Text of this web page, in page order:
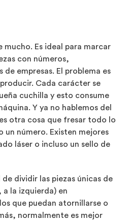
mucho. Es ideal para marcar
con números,
empresas. El problema es
Cada carácter se
cuchilla y esto consume
Y ya no hablemos del
otra cosa que fresar todo lo
un número. Existen mejores
láser o incluso un sello de
dividir las piezas únicas de
la izquierda) en
que puedan atornillarse o
normalmente es mejor